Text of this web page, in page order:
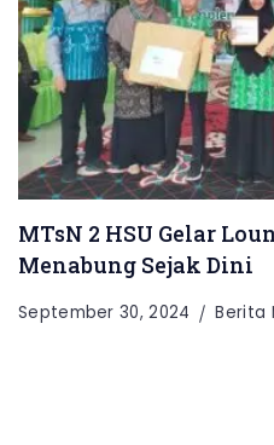
MTsN 2 HSU Gelar
Menabung Sejak Dini
September 30, 2024 Berita